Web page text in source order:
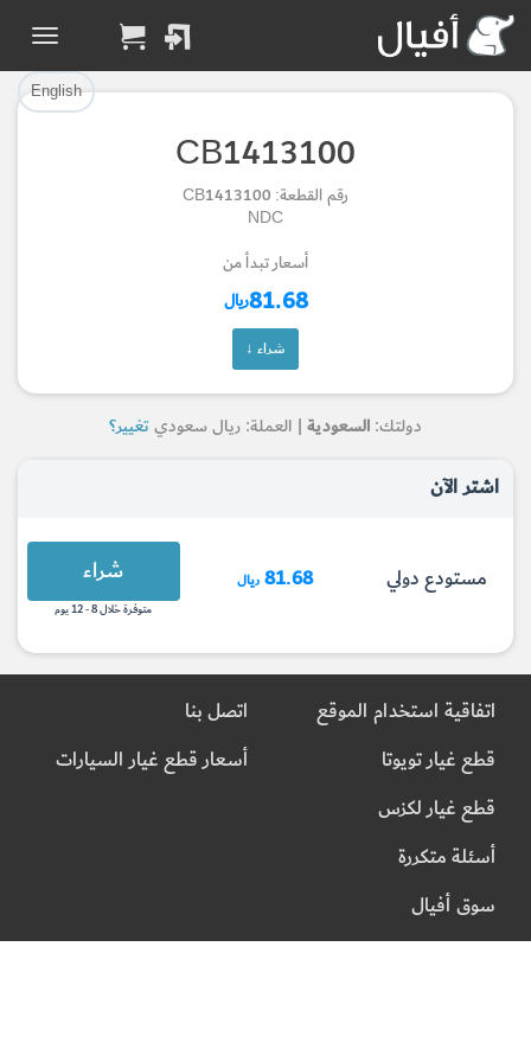
English
CB1413100
رقم القطعة: CB1413100
NDC
أسعار تبدأ من
81.68ريال
شراء ↓
دولتك: السعودية | العملة: ريال سعوديتغيير؟
اشتر الآن
مستودع دولي 81.68 ريال شراء
متوفرة خلال 8 - 12 يوم
تم إضافة القطعة بنجاح.
الرجوع لصفحة البحث
Part Successfully
Selected
Return to Search Page
تم إضافة القطعة للسلة بنجاح.
إتمام عملية الشراء
Part Added to Cart
Checkout
اتفاقية استخدام الموقع
قطع غيار تويوتا
قطع غيار لكزس
أسئلة متكررة
سوق أفيال
اتصل بنا
أسعار قطع غيار السيارات